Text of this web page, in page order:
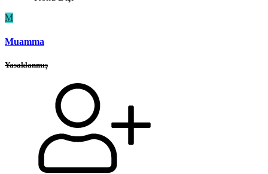
M
Muamma
Yasaklanmış